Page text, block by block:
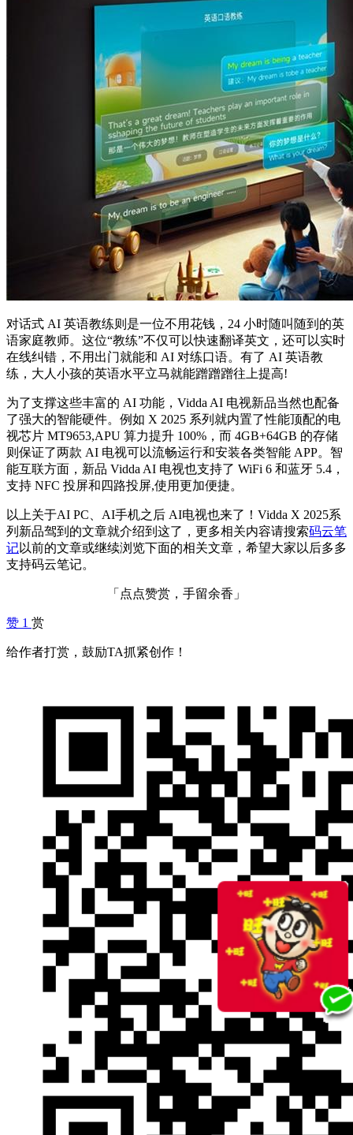
对话式 AI 英语教练则是一位不用花钱，24 小时随叫随到的英
语家庭教师。这位“教练”不仅可以快速翻译英文，还可以实时
在线纠错，不用出门就能和 AI 对练口语。有了 AI 英语教
练，大人小孩的英语水平立马就能蹭蹭蹭往上提高!
为了支撑这些丰富的 AI 功能，Vidda AI 电视新品当然也配备
了强大的智能硬件。例如 X 2025 系列就内置了性能顶配的电
视芯片 MT9653,APU 算力提升 100%，而 4GB+64GB 的存储
则保证了两款 AI 电视可以流畅运行和安装各类智能 APP。智
能互联方面，新品 Vidda AI 电视也支持了 WiFi 6 和蓝牙 5.4，
支持 NFC 投屏和四路投屏,使用更加便捷。
以上关于AI PC、AI手机之后 AI电视也来了！Vidda X 2025系
列新品驾到的文章就介绍到这了，更多相关内容请搜索码云笔
记以前的文章或继续浏览下面的相关文章，希望大家以后多多
支持码云笔记。
「点点赞赏，手留余香」
赞 1 赏
给作者打赏，鼓励TA抓紧创作！